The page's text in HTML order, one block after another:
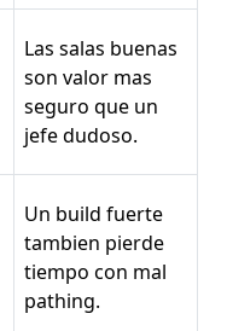
Las salas buenas
son valor mas
seguro que un
jefe dudoso.
Un build fuerte
tambien pierde
tiempo con mal
pathing.